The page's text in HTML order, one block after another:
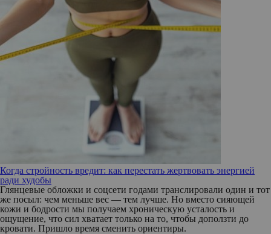
Когда стройность вредит: как перестать жертвовать энергией
ради худобы
Глянцевые обложки и соцсети годами транслировали один и тот
же посыл: чем меньше вес — тем лучше. Но вместо сияющей
кожи и бодрости мы получаем хроническую усталость и
ощущение, что сил хватает только на то, чтобы доползти до
кровати. Пришло время сменить ориентиры.